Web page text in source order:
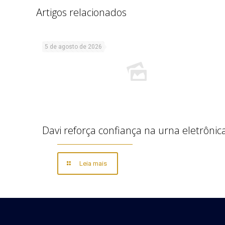
Artigos relacionados
5 de agosto de 2026
Davi reforça confiança na urna
Leia mais